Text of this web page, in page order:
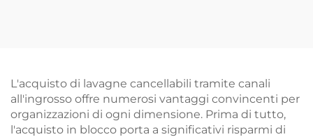
L'acquisto di lavagne cancellabili tramite canali
all'ingrosso offre numerosi vantaggi convincenti per
organizzazioni di ogni dimensione. Prima di tutto,
l'acquisto in blocco porta a significativi risparmi di